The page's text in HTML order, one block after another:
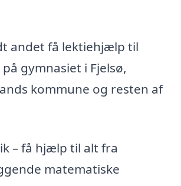
andet få lektiehjælp til
gymnasiet i Fjelsø,
kommune og resten af
– få hjælp til alt fra
matematiske